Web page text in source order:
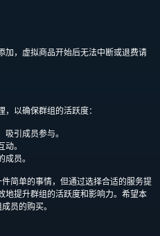
加，虚拟商品开始后无法中断或退费请
以确保群组的活跃度：
引成员参与。
。
员。
简单的事情，但通过选择合适的服务提
地提升群组的活跃度和影响力。希望本
员的购买。